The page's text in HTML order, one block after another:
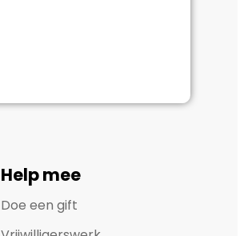
Help mee
Doe een gift